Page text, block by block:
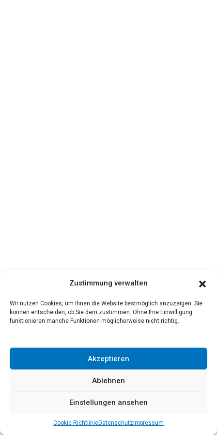
Zustimmung verwalten
Wir nutzen Cookies, um Ihnen die Website bestmöglich anzuzeigen. Sie
können entscheiden, ob Sie dem zustimmen. Ohne Ihre Einwilligung
funktionieren manche Funktionen möglicherweise nicht richtig.
Akzeptieren
Ablehnen
Einstellungen ansehen
Cookie-RichtlinieDatenschutz Impressum